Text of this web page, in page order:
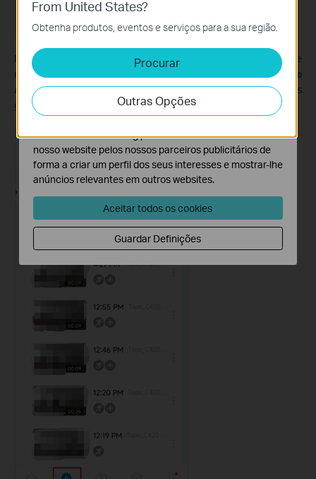
Nota: Você também pode assistir às gravações de detecção de
nuvem no aplicativo Tapo>
Centro de
Atividades, o Centro de Atividades mostrará todas as
gravações de detecção de suas câmeras.
From United States?
Obtenha produtos, eventos e serviços para a sua região.
Procurar
Outras Opções
Os cookies são necessários para o funcionamento do
website e não podem ser desativados nos seus
Cookies de Análise e Marketing
Os cookies de analise permite-nos analisar as suas
atividades no nosso website para melhorar e ajustar a
funcionalidade do nosso website.
O cookies de marketing podem ser definidos através do
nosso website pelos nossos parceiros publicitários de
forma a criar um perfil dos seus interesses e mostrar-lhe
anúncios relevantes em outros websites.
Aceitar todos os cookies
Guardar Definições